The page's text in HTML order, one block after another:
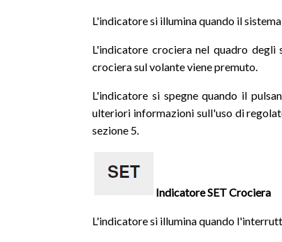
L'indicatore si illumina quando il
L'indicatore crociera nel quadro
crociera sul volante viene premuto.
L'indicatore si spegne quando il
ulteriori informazioni sull'uso di
sezione 5.
Indicatore SET Crociera
L'indicatore si illumina quando